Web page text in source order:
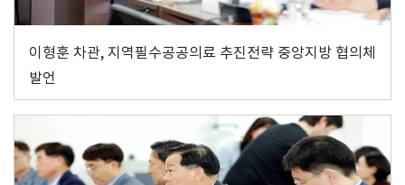
이형훈 차관, 지역필수공공의료 추진전략 중앙지방 협의체
발언